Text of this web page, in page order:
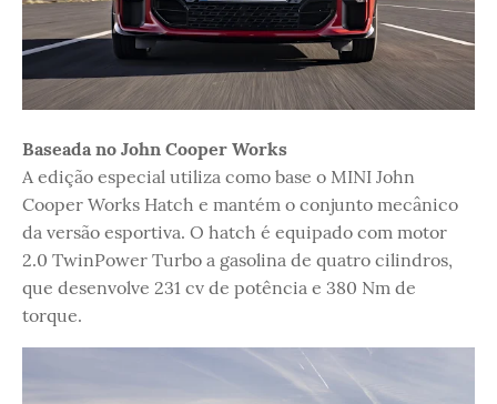
Baseada no John Cooper Works
A edição especial utiliza como base o MINI John
Cooper Works Hatch e mantém o conjunto mecânico
da versão esportiva. O hatch é equipado com motor
2.0 TwinPower Turbo a gasolina de quatro cilindros,
que desenvolve 231 cv de potência e 380 Nm de
torque.